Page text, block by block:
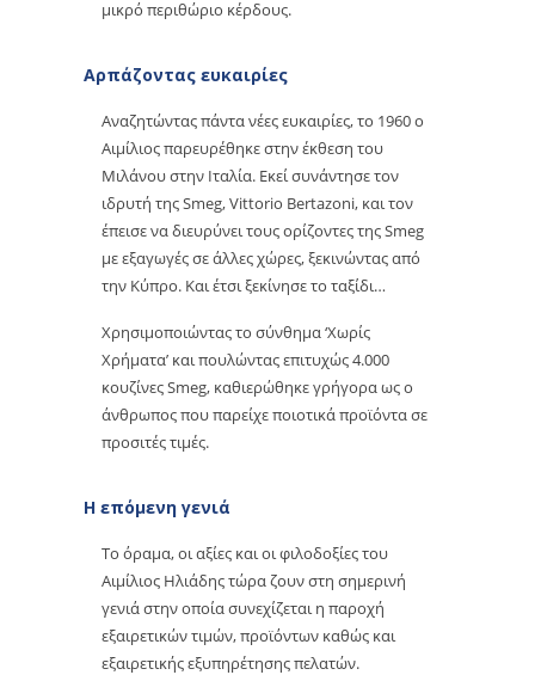
μικρό περιθώριο κέρδους.
Αρπάζοντας ευκαιρίες
Αναζητώντας πάντα νέες ευκαιρίες, το 1960 ο
Αιμίλιος παρευρέθηκε στην έκθεση του
Μιλάνου στην Ιταλία. Εκεί συνάντησε τον
ιδρυτή της Smeg, Vittorio Bertazoni, και τον
έπεισε να διευρύνει τους ορίζοντες της Smeg
με εξαγωγές σε άλλες χώρες, ξεκινώντας από
την Κύπρο. Και έτσι ξεκίνησε το ταξίδι…
Χρησιμοποιώντας το σύνθημα ‘Χωρίς
Χρήματα’ και πουλώντας επιτυχώς 4.000
κουζίνες Smeg, καθιερώθηκε γρήγορα ως ο
άνθρωπος που παρείχε ποιοτικά προϊόντα σε
προσιτές τιμές.
Η επόμενη γενιά
Το όραμα, οι αξίες και οι φιλοδοξίες του
Αιμίλιος Ηλιάδης τώρα ζουν στη σημερινή
γενιά στην οποία συνεχίζεται η παροχή
εξαιρετικών τιμών, προϊόντων καθώς και
εξαιρετικής εξυπηρέτησης πελατών.